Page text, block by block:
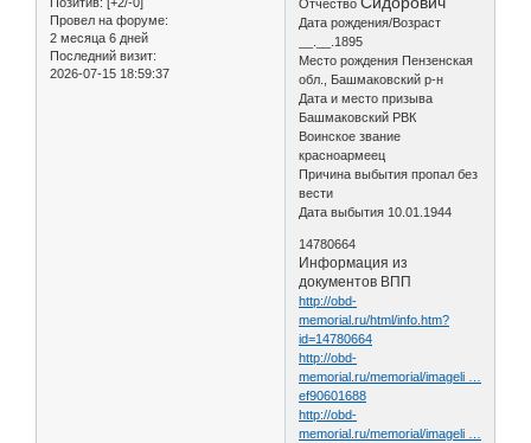
Провел на форуме:
2 месяца 6 дней
Последний визит:
2026-07-15 18:59:37
Отчество
Дата рождения/Возраст
__.__.1895
Место рождения Пензенская
обл., Башмаковский р-н
Дата и место призыва
Башмаковский РВК
Воинское звание
красноармеец
Причина выбытия пропал без
вести
Дата выбытия 10.01.1944
14780664
Информация из
документов ВПП
http://obd-
memorial.ru/html/info.htm?
id=14780664
http://obd-
memorial.ru/memorial/imageli …
ef90601688
http://obd-
memorial.ru/memorial/imageli …